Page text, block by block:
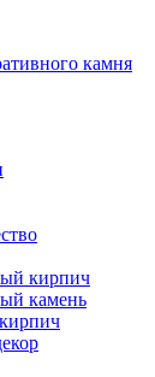
кирпич
камень